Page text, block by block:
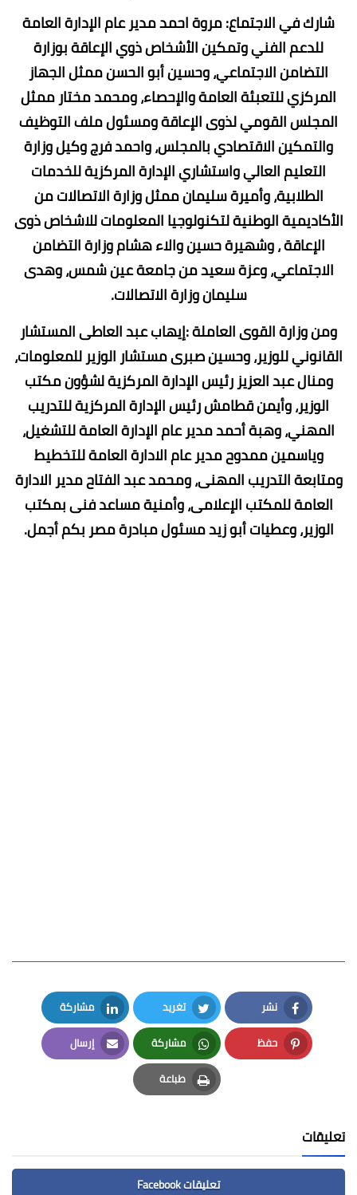
شارك في الاجتماع: مروة احمد مدير عام الإدارة العامة
للدعم الفني وتمكين الأشخاص ذوي الإعاقة بوزارة
التضامن الاجتماعي، وحسين أبو الحسن ممثل الجهاز
المركزي للتعبئة العامة والإحصاء، ومحمد مختار ممثل
المجلس القومي لذوى الإعاقة ومسئول ملف التوظيف
والتمكين الاقتصادي بالمجلس، واحمد فرج وكيل وزارة
التعليم العالي واستشاري الإدارة المركزية للخدمات
الطلابية، وأميرة سليمان ممثل وزارة الاتصالات من
الأكاديمية الوطنية لتكنولوجيا المعلومات للاشخاص ذوى
الإعاقة ، وشهيرة حسين والاء هشام وزارة التضامن
الاجتماعي، وعزة سعيد من جامعة عين شمس، وهدى
سليمان وزارة الاتصالات.
ومن وزارة القوى العاملة :إيهاب عبد العاطى المستشار
القانوني للوزير، وحسين صبرى مستشار الوزير للمعلومات،
ومنال عبد العزيز رئيس الإدارة المركزية لشؤون مكتب
الوزير، وأيمن قطامش رئيس الإدارة المركزية للتدريب
المهني، وهبة أحمد مدير عام الإدارة العامة للتشغيل،
وياسمين ممدوح مدير عام الادارة العامة للتخطيط
ومتابعة التدريب المهنى، ومحمد عبد الفتاح مدير الادارة
العامة للمكتب الإعلامى، وأمنية مساعد فنى بمكتب
الوزير، وعطيات أبو زيد مسئول مبادرة مصر بكم أجمل.
نشر
Facebook
تغريد
Twitter
مشاركة
LinkedIn
حفظ
Pinterest
مشاركة
Whatsapp
إرسال
Email
طباعة
Print
تعليقات
تعليقات Facebook